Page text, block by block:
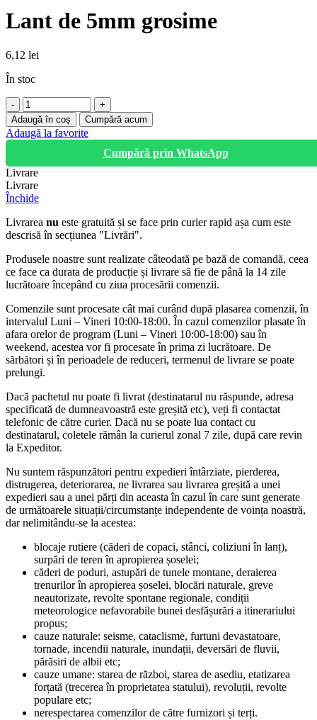
Lant de 5mm grosime
6,12 lei
În stoc
Cantitate
Lant
de
5mm
Adaugă în coș Cumpără acum
Adaugă la favorite
Cumpără prin WhatsApp
Livrare
Livrare
Închide
Livrarea nu este gratuită și se face prin curier rapid așa cum este
descrisă în secțiunea "Livrări".
Produsele noastre sunt realizate câteodată pe bază de comandă, ceea
ce face ca durata de producție și livrare să fie de până la 14 zile
lucrătoare începând cu ziua procesării comenzii.
Comenzile sunt procesate cât mai curând după plasarea comenzii, în
intervalul Luni – Vineri 10:00-18:00. În cazul comenzilor plasate în
afara orelor de program (Luni – Vineri 10:00-18:00) sau în
weekend, acestea vor fi procesate în prima zi lucrătoare. De
sărbători și în perioadele de reduceri, termenul de livrare se poate
prelungi.
Dacă pachetul nu poate fi livrat (destinatarul nu răspunde, adresa
specificată de dumneavoastră este greșită etc), veți fi contactat
telefonic de către curier. Dacă nu se poate lua contact cu
destinatarul, coletele rămân la curierul zonal 7 zile, după care revin
la Expeditor.
Nu suntem răspunzători pentru expedieri întârziate, pierderea,
distrugerea, deteriorarea, ne livrarea sau livrarea greșită a unei
expedieri sau a unei părți din aceasta în cazul în care sunt generate
de următoarele situații/circumstanțe independente de voința noastră,
dar nelimitându-se la acestea:
blocaje rutiere (căderi de copaci, stânci, coliziuni în lanț),
surpări de teren în apropierea șoselei;
căderi de poduri, astupări de tunele montane, deraierea
trenurilor în apropierea șoselei, blocări naturale, greve
neautorizate, revolte spontane regionale, condiții
meteorologice nefavorabile bunei desfășurări a itinerariului
propus;
cauze naturale: seisme, cataclisme, furtuni devastatoare,
tornade, incendii naturale, inundații, deversări de fluvii,
părăsiri de albii etc;
cauze umane: starea de război, starea de asediu, etatizarea
forțată (trecerea în proprietatea statului), revoluții, revolte
populare etc;
nerespectarea comenzilor de către furnizori și terți.